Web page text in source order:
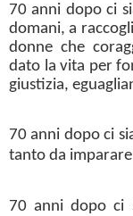
70 anni dopo ci
domani, a
donne che
dato la vita per
giustizia,
70 anni dopo ci
tanto da
70 anni dopo ci